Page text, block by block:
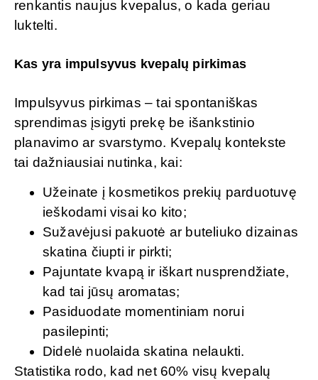
renkantis naujus kvepalus, o kada geriau
luktelti.
Kas yra impulsyvus kvepalų pirkimas
Impulsyvus pirkimas – tai spontaniškas
sprendimas įsigyti prekę be išankstinio
planavimo ar svarstymo. Kvepalų kontekste
tai dažniausiai nutinka, kai:
Užeinate į kosmetikos prekių parduotuvę
ieškodami visai ko kito;
Sužavėjusi pakuotė ar buteliuko dizainas
skatina čiupti ir pirkti;
Pajuntate kvapą ir iškart nusprendžiate,
kad tai jūsų aromatas;
Pasiduodate momentiniam norui
pasilepinti;
Didelė nuolaida skatina nelaukti.
Statistika rodo, kad net 60% visų kvepalų